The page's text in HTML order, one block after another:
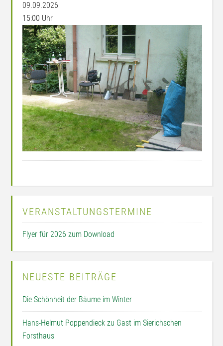
09.09.2026
15:00 Uhr
VERANSTALTUNGSTERMINE
Flyer für 2026 zum Download
NEUESTE BEITRÄGE
Die Schönheit der Bäume im Winter
Hans-Helmut Poppendieck zu Gast im Sierichschen
Forsthaus